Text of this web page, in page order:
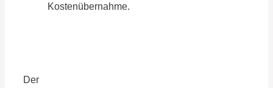
Kostenübernahme.
Der